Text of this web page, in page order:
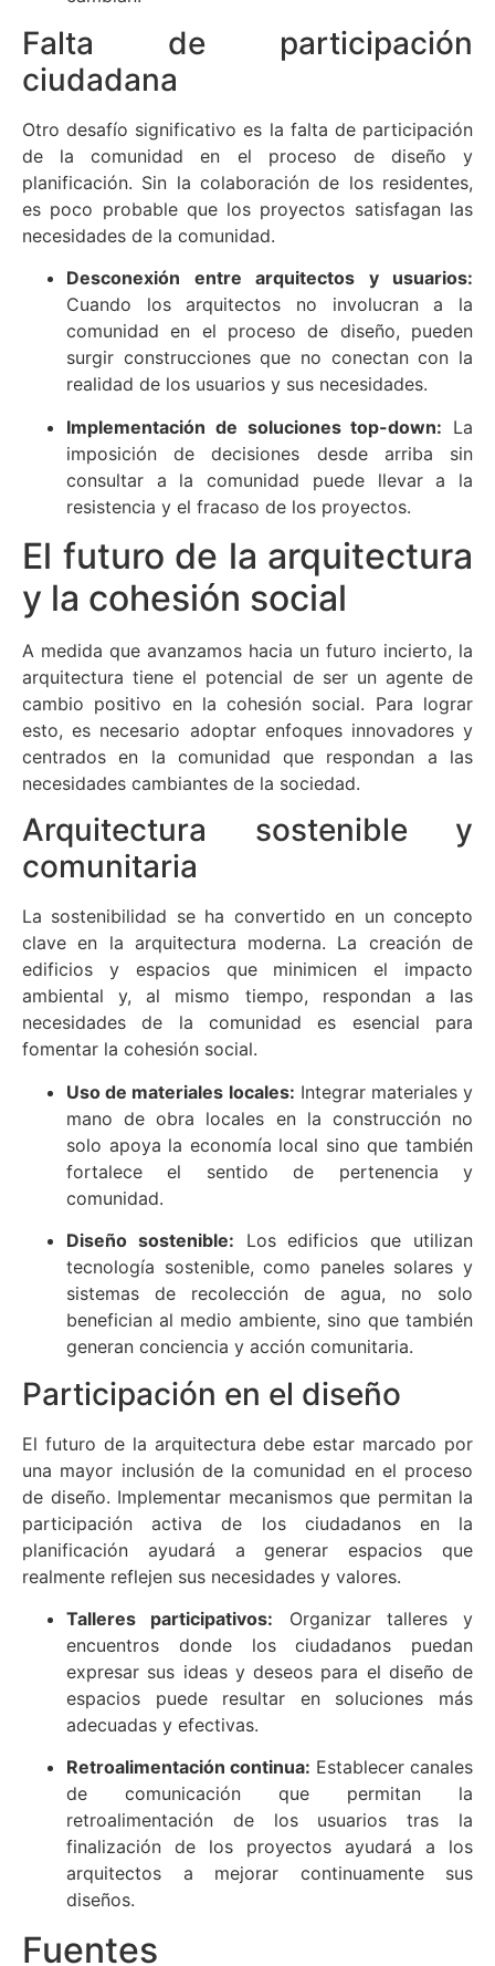
Falta de participación
ciudadana
Otro desafío significativo es la falta de participación
de la comunidad en el proceso de diseño y
planificación. Sin la colaboración de los residentes,
es poco probable que los proyectos satisfagan las
necesidades de la comunidad.
Desconexión entre arquitectos y usuarios:
Cuando los arquitectos no involucran a la
comunidad en el proceso de diseño, pueden
surgir construcciones que no conectan con la
realidad de los usuarios y sus necesidades.
Implementación de soluciones top-down: La
imposición de decisiones desde arriba sin
consultar a la comunidad puede llevar a la
resistencia y el fracaso de los proyectos.
El futuro de la arquitectura
y la cohesión social
A medida que avanzamos hacia un futuro incierto, la
arquitectura tiene el potencial de ser un agente de
cambio positivo en la cohesión social. Para lograr
esto, es necesario adoptar enfoques innovadores y
centrados en la comunidad que respondan a las
necesidades cambiantes de la sociedad.
Arquitectura sostenible y
comunitaria
La sostenibilidad se ha convertido en un concepto
clave en la arquitectura moderna. La creación de
edificios y espacios que minimicen el impacto
ambiental y, al mismo tiempo, respondan a las
necesidades de la comunidad es esencial para
fomentar la cohesión social.
Uso de materiales locales: Integrar materiales y
mano de obra locales en la construcción no
solo apoya la economía local sino que también
fortalece el sentido de pertenencia y
comunidad.
Diseño sostenible: Los edificios que utilizan
tecnología sostenible, como paneles solares y
sistemas de recolección de agua, no solo
benefician al medio ambiente, sino que también
generan conciencia y acción comunitaria.
Participación en el diseño
El futuro de la arquitectura debe estar marcado por
una mayor inclusión de la comunidad en el proceso
de diseño. Implementar mecanismos que permitan la
participación activa de los ciudadanos en la
planificación ayudará a generar espacios que
realmente reflejen sus necesidades y valores.
Talleres participativos: Organizar talleres y
encuentros donde los ciudadanos puedan
expresar sus ideas y deseos para el diseño de
espacios puede resultar en soluciones más
adecuadas y efectivas.
Retroalimentación continua: Establecer canales
de comunicación que permitan la
retroalimentación de los usuarios tras la
finalización de los proyectos ayudará a los
arquitectos a mejorar continuamente sus
diseños.
Fuentes